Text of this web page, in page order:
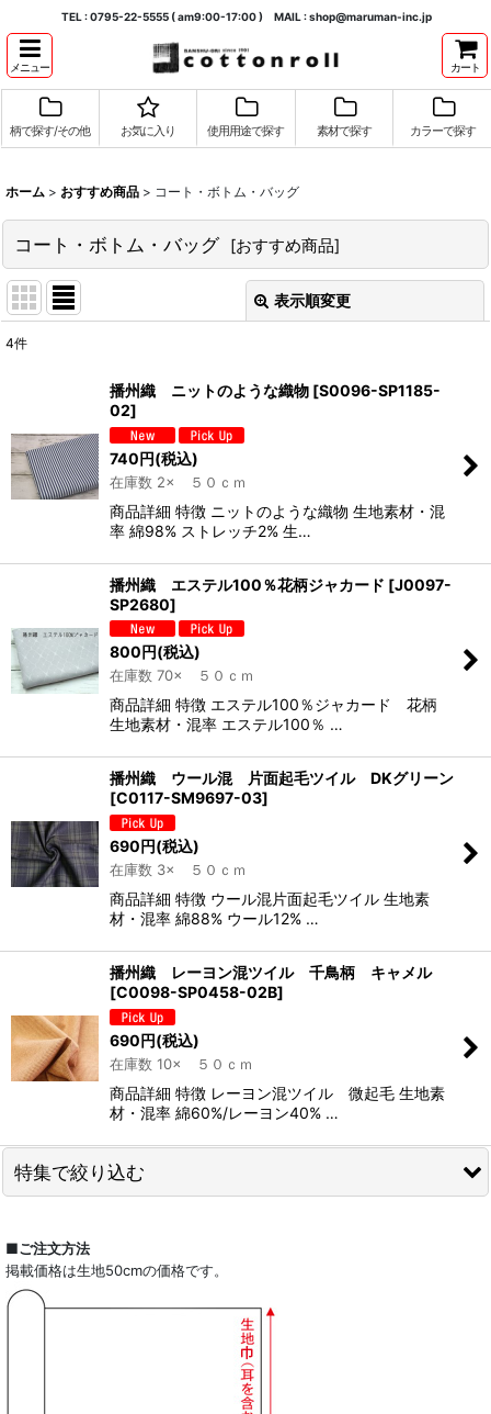
TEL : 0795-22-5555 ( am9:00-17:00 ) MAIL : shop@maruman-inc.jp
メニュー カート
柄で探す/その他 お気に入り 使用用途で探す 素材で探す カラーで探す
ホーム > おすすめ商品 > コート・ボトム・バッグ
コート・ボトム・バッグ [おすすめ商品]
表示順変更
絞り込む
4件
播州織 ニットのような織物 [S0096-SP1185-
02]
740円(税込)
在庫数 2× ５０ｃｍ
商品詳細 特徴 ニットのような織物 生地素材・混
率 綿98% ストレッチ2% 生…
播州織 エステル100％花柄ジャカード [J0097-
SP2680]
800円(税込)
在庫数 70× ５０ｃｍ
商品詳細 特徴 エステル100％ジャカード 花柄
生地素材・混率 エステル100％ …
播州織 ウール混 片面起毛ツイル DKグリーン
[C0117-SM9697-03]
690円(税込)
在庫数 3× ５０ｃｍ
商品詳細 特徴 ウール混片面起毛ツイル 生地素
材・混率 綿88% ウール12% …
播州織 レーヨン混ツイル 千鳥柄 キャメル
[C0098-SP0458-02B]
690円(税込)
在庫数 10× ５０ｃｍ
商品詳細 特徴 レーヨン混ツイル 微起毛 生地素
材・混率 綿60%/レーヨン40% …
特集で絞り込む
ドレスシャツ
■ご注文方法
掲載価格は生地50cmの価格です。